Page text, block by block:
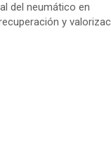
del neumático en
y